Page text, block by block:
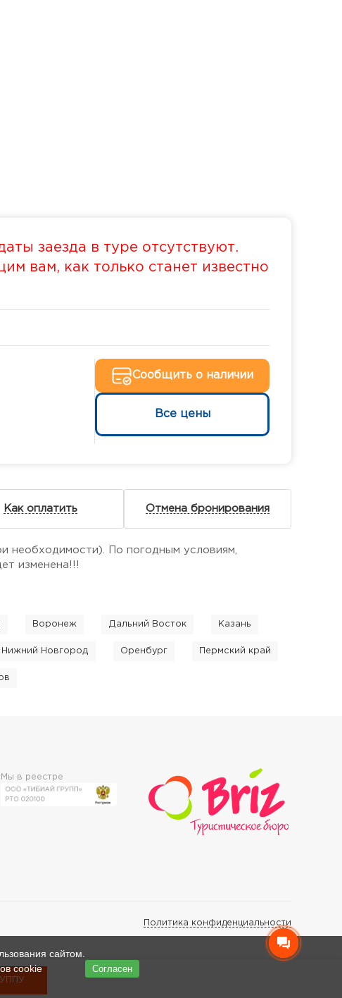
заезда в туре отсутствуют.
вам, как только станет известно
Сообщить о наличии
Все цены
Как оплатить Отмена бронирования
необходимости). По погодным условиям,
изменена!!!
Воронеж Дальний Восток Казань
Нижний Новгород Оренбург Пермский край
Мы в реестре
Политика конфиденциальности
сайтом.
cookie
Согласен